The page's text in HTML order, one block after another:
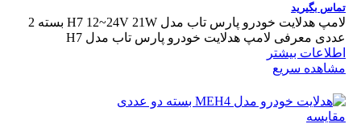
تماس بگیرید
لامپ هدلایت خودرو پارس تاب مدل H7 12~24V 21W بسته 2
عددی معرفی لامپ هدلایت خودرو پارس تاب مدل H7
اطلاعات بیشتر
مشاهده سریع
مقایسه